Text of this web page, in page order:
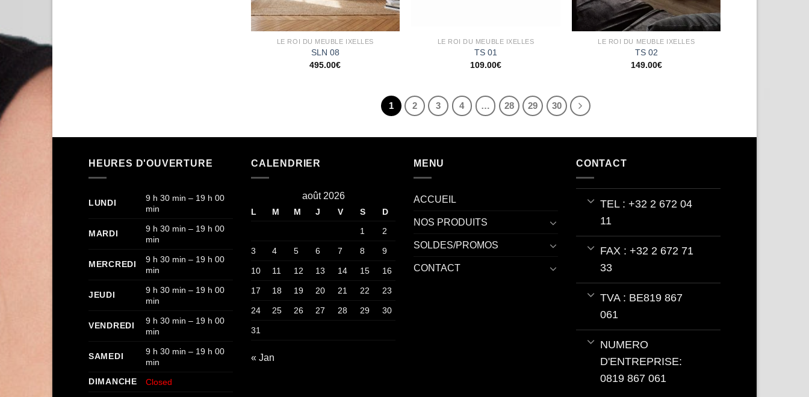
LE ROI DU MEUBLE IXELLES
SLN 08
495.00€
LE ROI DU MEUBLE IXELLES
TS 01
109.00€
LE ROI DU MEUBLE IXELLES
TS 02
149.00€
1 2 3 4 … 28 29 30
HEURES D'OUVERTURE
LUNDI
9 h 30 min – 19 h 00
min
MARDI
9 h 30 min – 19 h 00
min
MERCREDI
9 h 30 min – 19 h 00
min
JEUDI
9 h 30 min – 19 h 00
min
VENDREDI
9 h 30 min – 19 h 00
min
SAMEDI
9 h 30 min – 19 h 00
min
DIMANCHE
Closed
CALENDRIER
août 2026
L M M J V S
D
1
2
3 4 5 6 7 8 9
10 11 12 13 14 15 16
17 18 19 20 21 22 23
24 25 26 27 28 29 30
31
« Jan
MENU
ACCUEIL
NOS PRODUITS
SOLDES/PROMOS
CONTACT
CONTACT
TEL : +32 2 672 04
11
FAX : +32 2 672 71
33
TVA : BE819 867
061
NUMERO
D'ENTREPRISE:
0819 867 061